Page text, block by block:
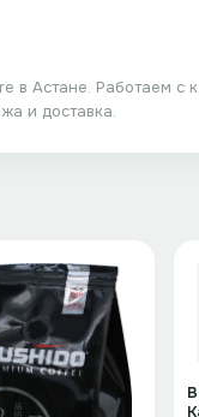
в Астане. Работаем с
и доставка.